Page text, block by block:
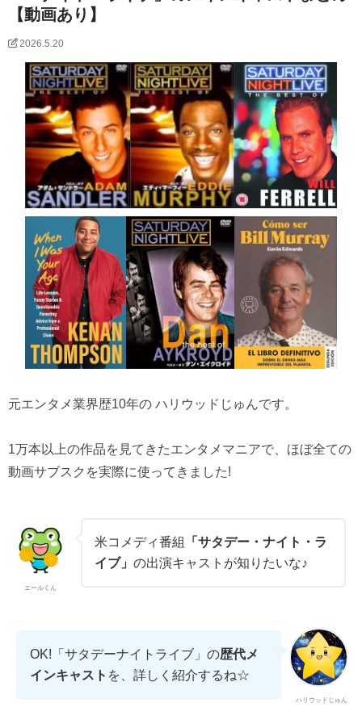
【動画あり】
2026.5.20
元エンタメ業界歴10年の ハリウッドじゅんです。
1万本以上の作品を見てきたエンタメマニアで、ほぼ全ての
動画サブスクを実際に使ってきました!
エールくん
米コメディ番組
「サタデー・ナイト・ラ
イブ」 の出演キャストが知りたいな♪
ハリウッドじゅん
OK!「サタデーナイトライブ」の歴代メ
インキャスト を、詳しく紹介するね☆